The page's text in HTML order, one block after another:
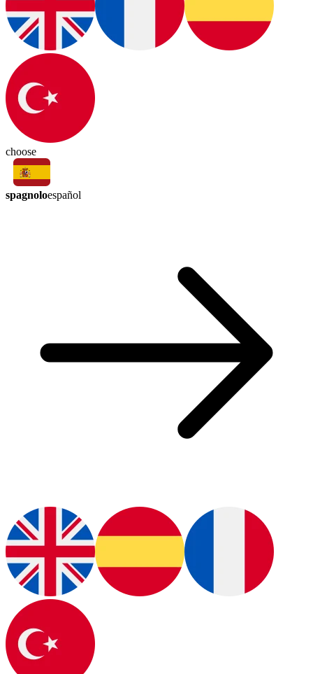
choose
spagnoloespañol